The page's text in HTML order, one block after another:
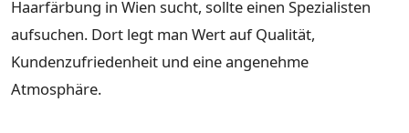
Haarfärbung in Wien sucht, sollte einen Spezialisten
aufsuchen. Dort legt man Wert auf Qualität,
Kundenzufriedenheit und eine angenehme
Atmosphäre.